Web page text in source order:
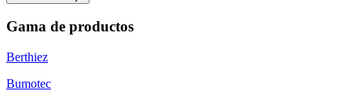
Gama de productos
Berthiez
Bumotec